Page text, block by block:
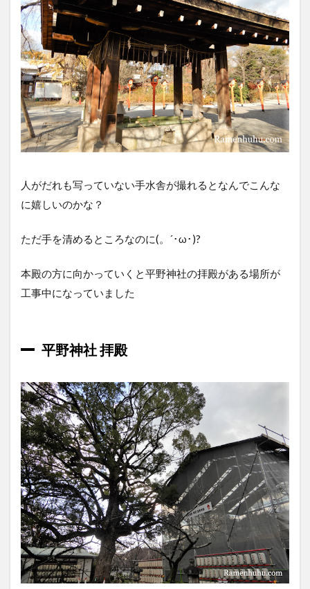
人がだれも写っていない手水舎が撮れるとなんでこんな
に嬉しいのかな？
ただ手を清めるところなのに(。´･ω･)?
本殿の方に向かっていくと平野神社の拝殿がある場所が
工事中になっていました
平野神社 拝殿